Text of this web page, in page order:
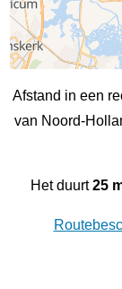
Afstand in een
van Noord-
Het duurt25